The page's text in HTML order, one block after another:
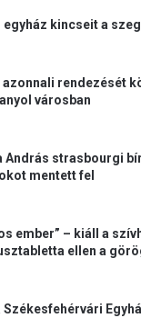
kincseit a
rendezését
városban
András strasbourgi
mentett fel
ember” – kiáll a
ellen a